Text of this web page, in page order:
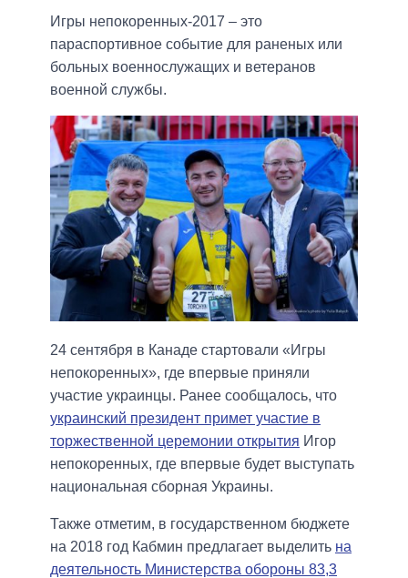
Игры непокоренных-2017 – это
параспортивное событие для раненых или
больных военнослужащих и ветеранов
военной службы.
24 сентября в Канаде стартовали «Игры
непокоренных», где впервые приняли
участие украинцы. Ранее сообщалось, что
украинский президент примет участие в
торжественной церемонии открытия Игор
непокоренных, где впервые будет выступать
национальная сборная Украины.
Также отметим, в государственном бюджете
на 2018 год Кабмин предлагает выделить на
деятельность Министерства обороны 83,3